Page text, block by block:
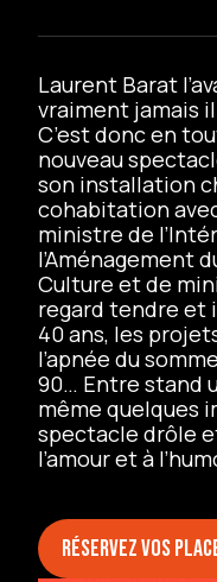
Laurent Barat
vraiment jamais
C’est donc en
nouveau
son installation
cohabitation
ministre de
l’Aménagement
Culture et de
regard tendre et
40 ans, les
l’apnée du
90… Entre stand
même quelques
spectacle drôle
l’amour et à
Réservez vos